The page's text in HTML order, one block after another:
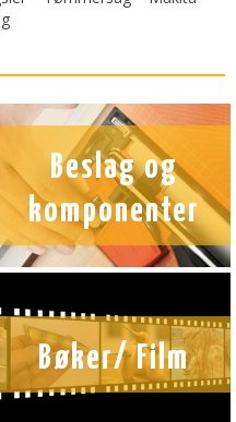
Beslag og
komponenter
Bøker/ Film